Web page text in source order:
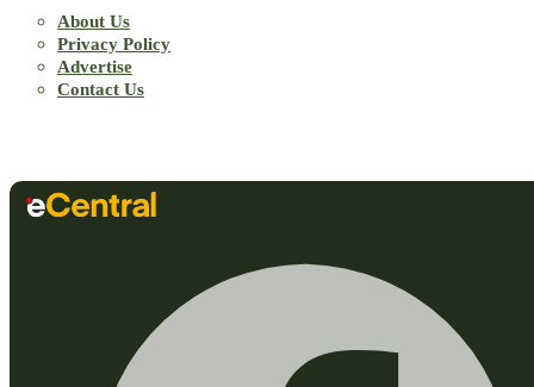
About Us
Privacy Policy
Advertise
Contact Us